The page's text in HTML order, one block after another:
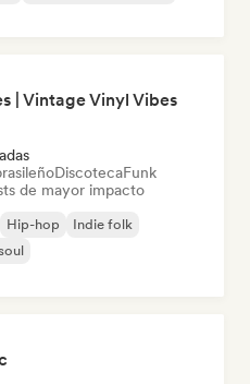
| Vintage Vinyl Vibes
DiscotecaFunk
de mayor impacto
Hip-hop
Indie folk